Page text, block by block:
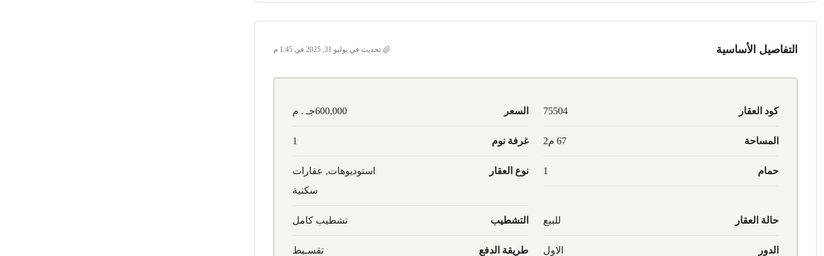
التفاصيل الأساسية تحديث في يوليو 31, 2025 في 1:45 م
كود العقار 75504 السعر 600,000جـ . م
المساحة 67 م2 غرفة نوم 1
حمام 1 نوع العقار
استوديوهات, عقارات
سكنية
حالة العقار للبيع التشطيب تشطيب كامل
الدور الاول طريقة الدفع تقسـيط